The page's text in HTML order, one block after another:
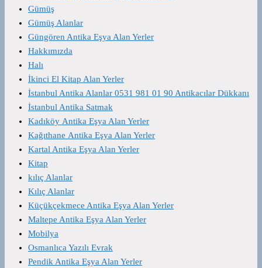
Gümüş
Gümüş Alanlar
Güngören Antika Eşya Alan Yerler
Hakkımızda
Halı
İkinci El Kitap Alan Yerler
İstanbul Antika Alanlar 0531 981 01 90 Antikacılar Dükkanı
İstanbul Antika Satmak
Kadıköy Antika Eşya Alan Yerler
Kağıthane Antika Eşya Alan Yerler
Kartal Antika Eşya Alan Yerler
Kitap
kılıç Alanlar
Kılıç Alanlar
Küçükçekmece Antika Eşya Alan Yerler
Maltepe Antika Eşya Alan Yerler
Mobilya
Osmanlıca Yazılı Evrak
Pendik Antika Eşya Alan Yerler